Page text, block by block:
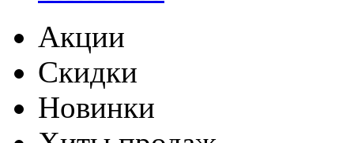
Акции
Скидки
Новинки